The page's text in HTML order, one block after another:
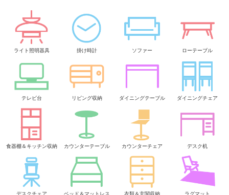
ライト照明器具 掛け時計 ソファー ローテーブル
テレビ台 リビング収納 ダイニングテーブル ダイニングチェア
食器棚＆キッチン収納 カウンターテーブル カウンターチェア デスク机
デスクチェア ベッド＆マットレス 衣類＆玄関収納 ラグマット